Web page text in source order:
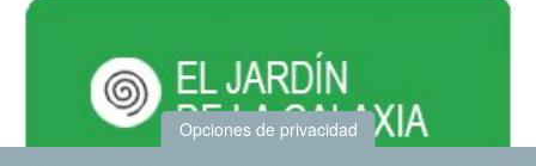
Opciones de privacidad